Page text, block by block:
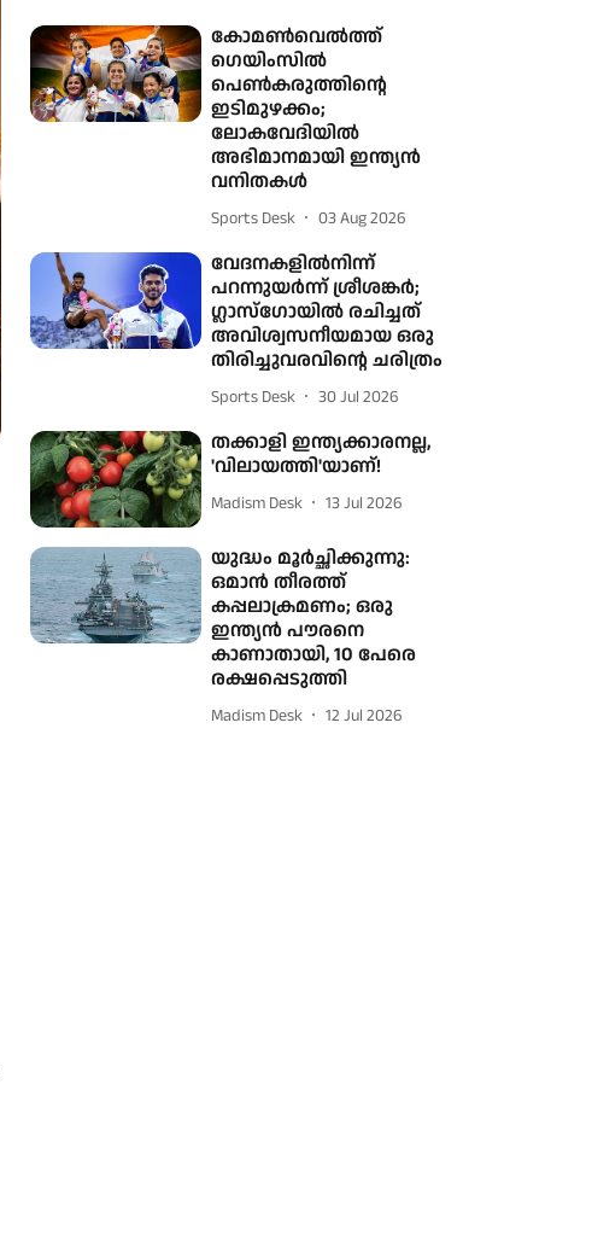
കോമൺവെൽത്ത്
ഗെയിംസിൽ
പെൺകരുത്തിന്റെ
ഇടിമുഴക്കം;
ലോകവേദിയിൽ
അഭിമാനമായി ഇന്ത്യൻ
വനിതകൾ
Sports Desk 03 Aug 2026
വേദനകളിൽനിന്ന്
പറന്നുയർന്ന് ശ്രീശങ്കർ;
ഗ്ലാസ്ഗോയിൽ രചിച്ചത്
അവിശ്വസനീയമായ ഒരു
തിരിച്ചുവരവിന്റെ ചരിത്രം
Sports Desk 30 Jul 2026
തക്കാളി ഇന്ത്യക്കാരനല്ല,
'വിലായത്തി'യാണ്!
Madism Desk 13 Jul 2026
യുദ്ധം മൂർച്ഛിക്കുന്നു:
ഒമാൻ തീരത്ത്
കപ്പലാക്രമണം; ഒരു
ഇന്ത്യൻ പൗരനെ
കാണാതായി, 10 പേരെ
രക്ഷപ്പെടുത്തി
Madism Desk 12 Jul 2026